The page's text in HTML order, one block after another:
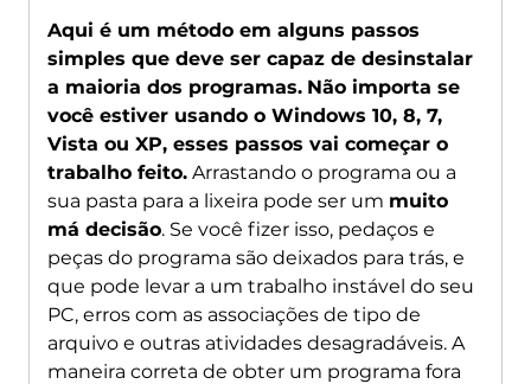
Aqui é um método em alguns passos
simples que deve ser capaz de desinstalar
a maioria dos programas. Não importa se
você estiver usando o Windows 10, 8, 7,
Vista ou XP, esses passos vai começar o
trabalho feito.Arrastando o programa ou a
sua pasta para a lixeira pode ser um muito
má decisão. Se você fizer isso, pedaços e
peças do programa são deixados para trás, e
que pode levar a um trabalho instável do seu
PC, erros com as associações de tipo de
arquivo e outras atividades desagradáveis. A
maneira correta de obter um programa fora